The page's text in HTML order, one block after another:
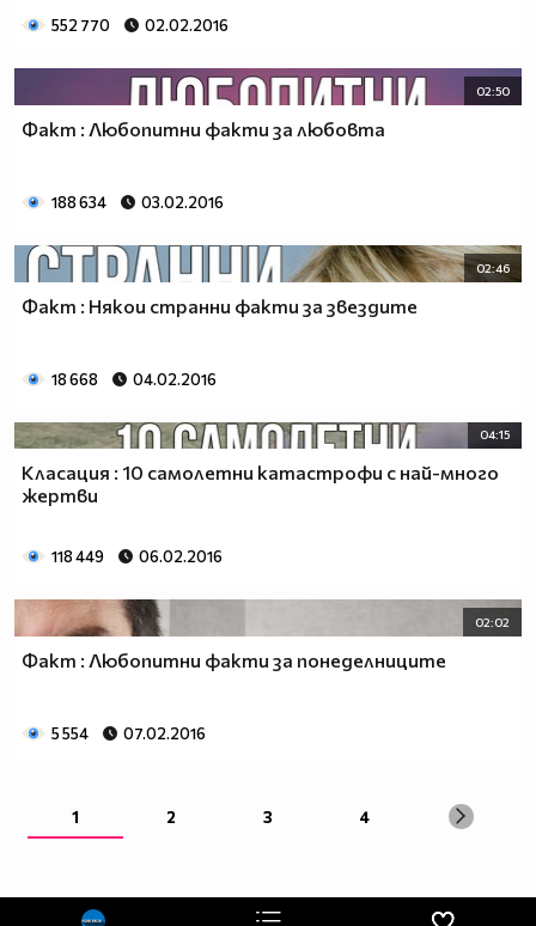
552 770 02.02.2016
02:50
Факт : Любопитни факти за любовта
188 634 03.02.2016
02:46
Факт : Някои странни факти за звездите
18 668 04.02.2016
04:15
Класация : 10 самолетни катастрофи с най-много
жертви
118 449 06.02.2016
02:02
Факт : Любопитни факти за понеделниците
5 554 07.02.2016
1 2 3 4